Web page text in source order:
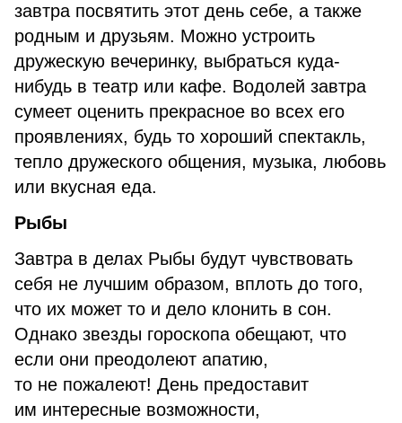
завтра посвятить этот день себе, а также
родным и друзьям. Можно устроить
дружескую вечеринку, выбраться куда-
нибудь в театр или кафе. Водолей завтра
сумеет оценить прекрасное во всех его
проявлениях, будь то хороший спектакль,
тепло дружеского общения, музыка, любовь
или вкусная еда.
Рыбы
Завтра в делах Рыбы будут чувствовать
себя не лучшим образом, вплоть до того,
что их может то и дело клонить в сон.
Однако звезды гороскопа обещают, что
если они преодолеют апатию,
то не пожалеют! День предоставит
им интересные возможности,